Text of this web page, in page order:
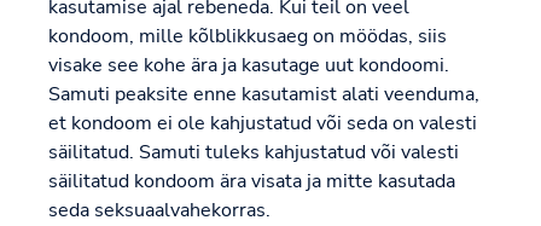
kasutamise ajal rebeneda. Kui teil on veel
kondoom, mille kõlblikkusaeg on möödas, siis
visake see kohe ära ja kasutage uut kondoomi.
Samuti peaksite enne kasutamist alati veenduma,
et kondoom ei ole kahjustatud või seda on valesti
säilitatud. Samuti tuleks kahjustatud või valesti
säilitatud kondoom ära visata ja mitte kasutada
seda seksuaalvahekorras.